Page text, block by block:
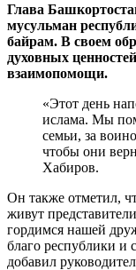
Глава
мусульман
байрам. В своем
духовных
взаимопомощи.
«Этот день
ислама. Мы
семьи, за
чтобы они
Хабиров.
Он также отметил,
живут
гордимся нашей
благо республики и
добавил